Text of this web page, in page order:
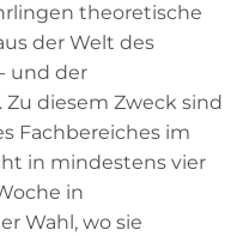
theoretische
der Welt des
und der
diesem Zweck sind
Fachbereiches im
in mindestens vier
in
Wahl, wo sie